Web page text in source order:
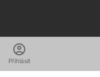
account_circle
Přihlásit